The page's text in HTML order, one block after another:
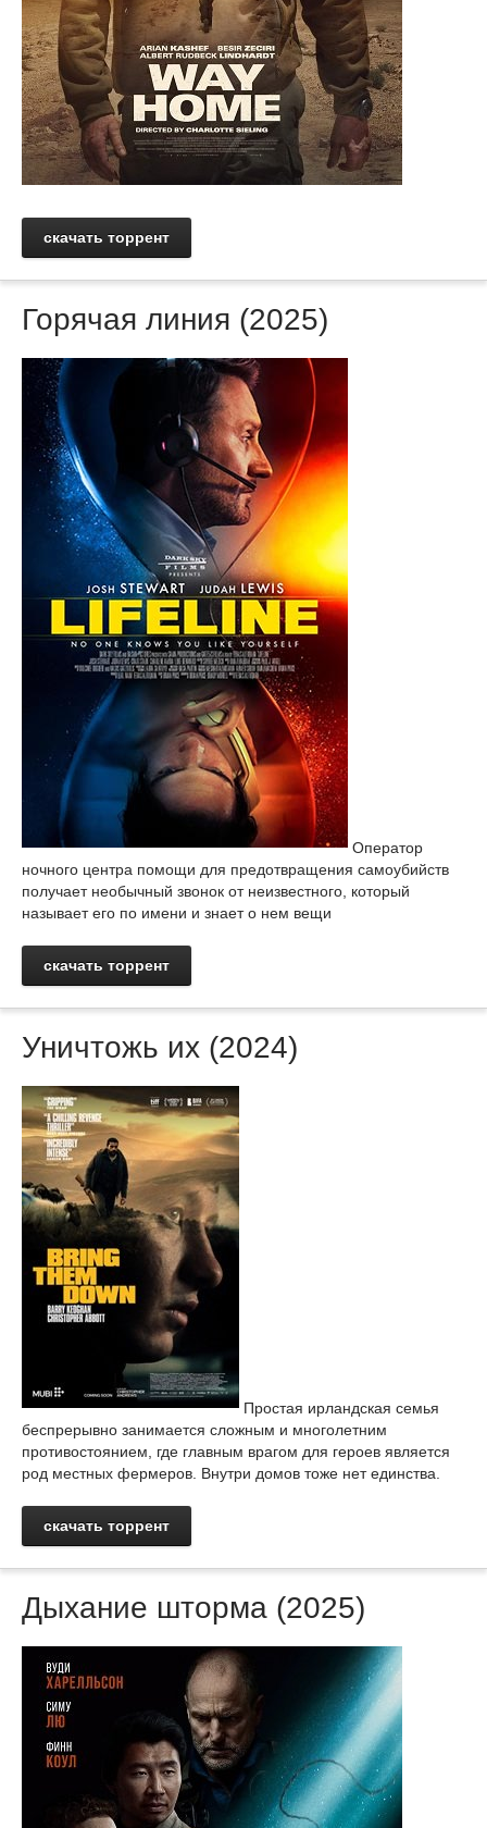
скачать торрент
Горячая линия (2025)
Оператор
ночного центра помощи для предотвращения самоубийств
получает необычный звонок от неизвестного, который
называет его по имени и знает о нем вещи
скачать торрент
Уничтожь их (2024)
Простая ирландская семья
беспрерывно занимается сложным и многолетним
противостоянием, где главным врагом для героев является
род местных фермеров. Внутри домов тоже нет единства.
скачать торрент
Дыхание шторма (2025)